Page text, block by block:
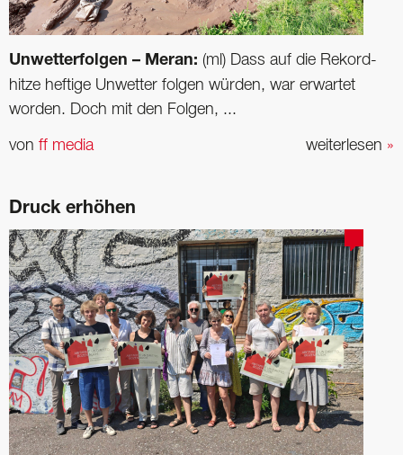
Unwetterfolgen – Meran: (ml) Dass auf die Rekord­
hitze heftige Unwetter folgen würden, war erwartet
worden. Doch mit den Folgen, ...
weiterlesen »
von ff media
Druck erhöhen